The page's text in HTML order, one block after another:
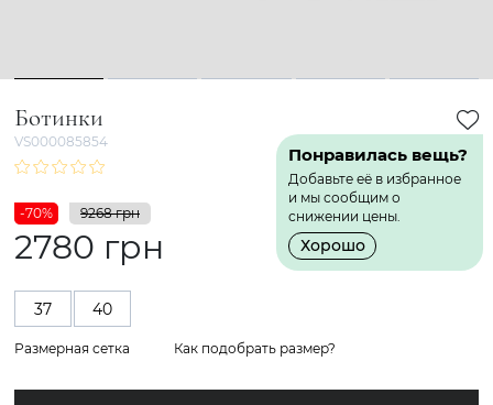
1 2 3 4 5
Ботинки
VS000085854
Понравилась вещь?
Добавьте её в избранное
и мы сообщим о
снижении цены.
Хорошо
-70% 9268 грн
2780 грн
37 40
Размерная сетка Как подобрать размер?